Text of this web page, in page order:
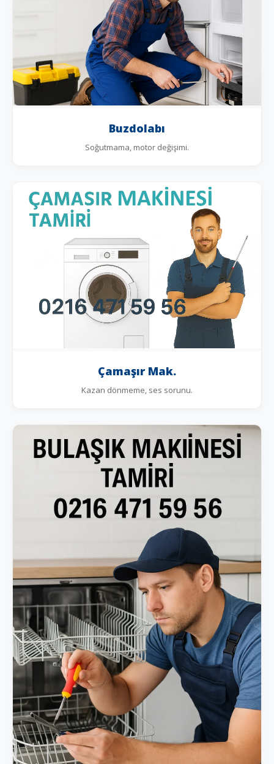
Buzdolabı
Soğutmama, motor değişimi.
Çamaşır Mak.
Kazan dönmeme, ses sorunu.